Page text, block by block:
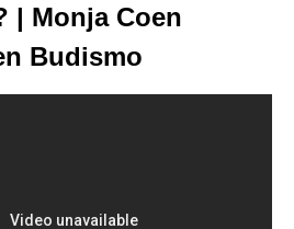
| Monja Coen
Budismo